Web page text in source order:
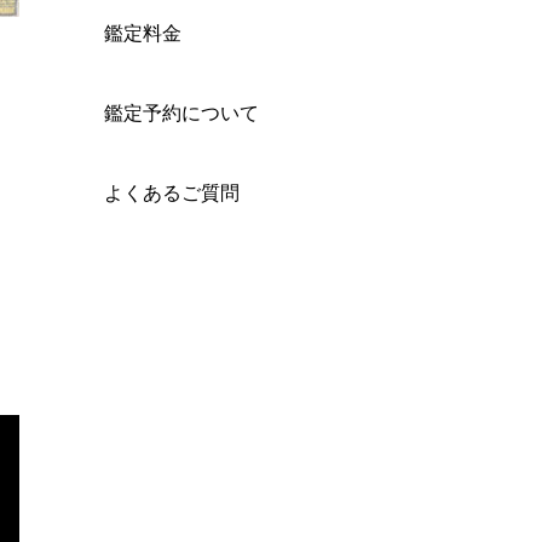
鑑定料金
鑑定予約について
よくあるご質問